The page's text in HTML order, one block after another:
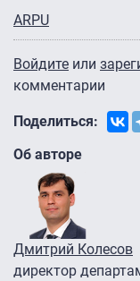
ARPU
Войдите или
комментарии
Поделиться:
Об авторе
Дмитрий Колесов
директор